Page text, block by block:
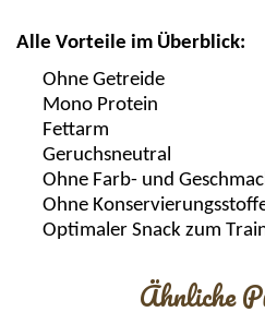
Alle Vorteile im Überblick:
Ohne Getreide
Mono Protein
Fettarm
Geruchsneutral
Ohne Farb- und
Ohne
Optimaler Snack zum
Ähnliche